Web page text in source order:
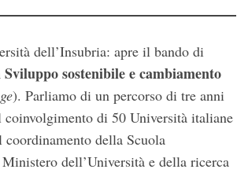
dell’Insubria: apre il bando di
sostenibile e cambiamento
). Parliamo di un percorso di tre anni
coinvolgimento di 50 Università italiane
della Scuola
dell’Università e della ricerca